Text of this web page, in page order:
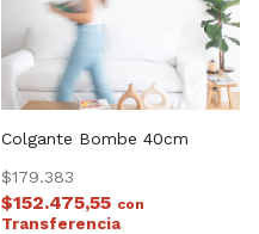
Colgante Bombe 40cm
$179.383
$152.475,55 con